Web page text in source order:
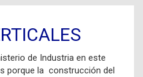
de Industria en este
porque la construcción del